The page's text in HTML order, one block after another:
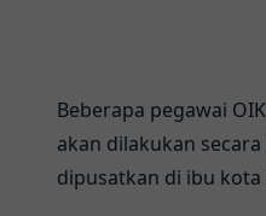
Beberapa pegawai
akan dilakukan
dipusatkan di ibu